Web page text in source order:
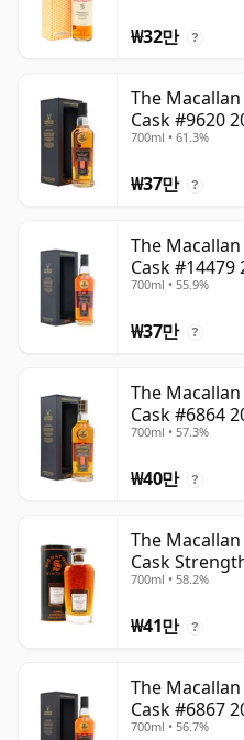
₩32만 ?
The
Cask #9620
700ml • 61.3%
₩37만 ?
The
Cask #14479
700ml • 55.9%
₩37만 ?
The
Cask #6864
700ml • 57.3%
₩40만 ?
The
Cask
산
700ml • 58.2%
₩41만 ?
The
Cask #6867
700ml • 56.7%